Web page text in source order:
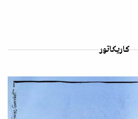
كاريكاتور